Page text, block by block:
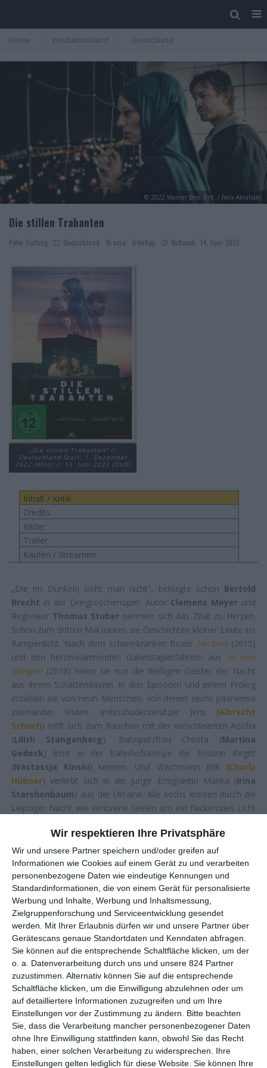
Wir respektieren Ihre Privatsphäre
Wir und unsere Partner speichern und/oder greifen auf
Informationen wie Cookies auf einem Gerät zu und verarbeiten
personenbezogene Daten wie eindeutige Kennungen und
Standardinformationen, die von einem Gerät für personalisierte
Werbung und Inhalte, Werbung und Inhaltsmessung,
Zielgruppenforschung und Serviceentwicklung gesendet
werden.
Mit Ihrer Erlaubnis dürfen wir und unsere Partner über
Gerätescans genaue Standortdaten und Kenndaten abfragen.
Sie können auf die entsprechende Schaltfläche klicken, um der
o. a. Datenverarbeitung durch uns und unsere 824 Partner
zuzustimmen. Alternativ können Sie auf die entsprechende
Schaltfläche klicken, um die Einwilligung abzulehnen oder um
auf detailliertere Informationen zuzugreifen und um Ihre
Einstellungen vor der Zustimmung zu ändern.
Bitte beachten
Sie, dass die Verarbeitung mancher personenbezogener Daten
ohne Ihre Einwilligung stattfinden kann, obwohl Sie das Recht
haben, einer solchen Verarbeitung zu widersprechen. Ihre
Einstellungen gelten lediglich für diese Website. Sie können Ihre
Home Produktionsland Deutschland
© 2022 Warner Bros. Ent. / Felix Abraham
Die stillen Trabanten
Peter Gutting Deutschland Drama Filmtipp Mittwoch, 14. Juni 2023
„Die stillen Trabanten“ //
Deutschland-Start: 1. Dezember
2022 (Kino) // 15. Juni 2023 (DVD)
Inhalt / Kritik
Credits
Bilder
Trailer
Kaufen / Streamen
„Die im Dunkeln sieht man nicht“, beklagte schon Bertold
Brecht in der Dreigroschenoper. Autor Clemens Meyerund
Regisseur Thomas Stuber nehmen sich das Zitat zu Herzen.
Schon zum dritten Mal rücken sie Geschichten kleiner Leute ins
Rampenlicht. Nach dem schwerkranken Boxer Herbert(2015)
und den herzerwärmenden Gabelstaplerfahrern aus In den
Gängen (2018) holen sie nun die fleißigen Geister der Nacht
aus ihrem Schattendasein. In drei Episoden und einem Prolog
erzählen sie von neun Menschen, von denen sechs paarweise
zueinander finden. Imbissbudenbesitzer Jens (Albrecht
Schuch) trifft sich zum Rauchen mit der verschleierten Aischa
(Lilith Stangenberg). Bahnputzfrau Christa (Martina
Gedeck) lernt in der Bahnhofskneipe die Frisörin Birgitt
(Nastassja Kinski) kennen. Und Wachmann Erik (Charly
Hübner) verliebt sich in die junge Emigrantin Marika (Irina
Starshenbaum) aus der Ukraine. Alle sechs kreisen durch die
Leipziger Nacht wie verlorene Seelen um ein flackerndes Licht
STILLES EINVERSTÄNDNIS
Ein Wohnblock: Im dunklen Treppenhaus steht die
strenggläubige Aischa am Fenster, schaut hinunter auf die
Lichter des Leipziger Hauptbahnhofs. Im Mund hat sie eine
Zigarette, die aber nicht brennt. Sie nimmt das verbotene
Genussmittel in die Hand, wirkt unruhig und verwirrt. Soll sie
oder soll sie nicht? Dann Großaufnahme: Wie aus dem Nichts
taucht Jens auf. „Brauchst du Feuer“, fragt er. Jens schaut
genau hin, wie Aischa den Rauch einsaugt. Seine Augen
leuchten. Dann sagt er seinen Namen und sie nennt ihren. Das
ist vorerst alles, die Montage schneidet zur nächsten
Geschichte.
Und doch ist so viel passiert in ein, zwei Minuten. Ganz
offensichtlich herrscht ein tiefes, unausgesprochenes